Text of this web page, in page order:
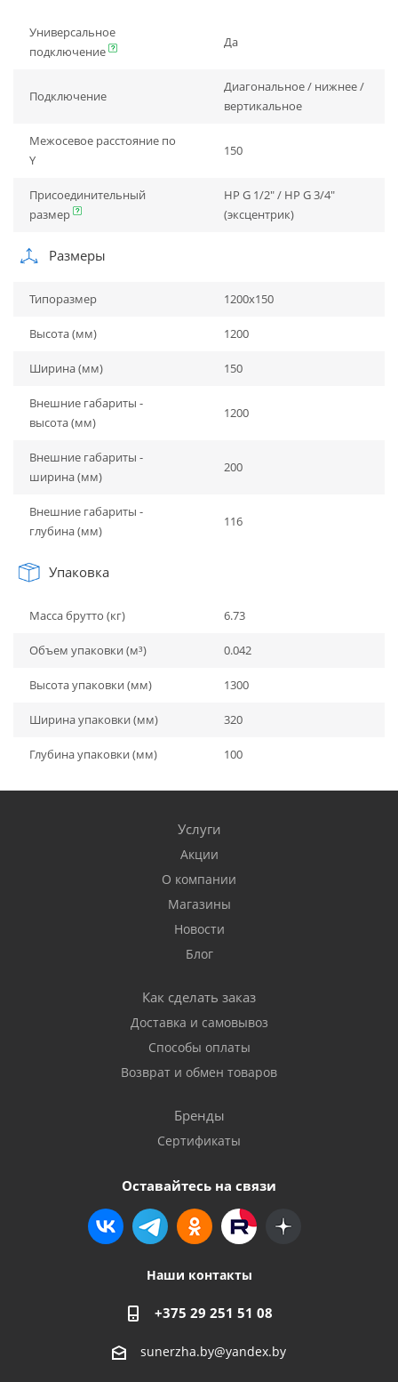
Универсальное
подключение
Да
Подключение
Диагональное / нижнее /
вертикальное
Межосевое расстояние по
Y
150
Присоединительный
размер
НР G 1/2" / НР G 3/4"
(эксцентрик)
Размеры
Типоразмер 1200х150
Высота (мм) 1200
Ширина (мм) 150
Внешние габариты -
высота (мм)
1200
Внешние габариты -
ширина (мм)
200
Внешние габариты -
глубина (мм)
116
Упаковка
Масса брутто (кг) 6.73
Объем упаковки (м³) 0.042
Высота упаковки (мм) 1300
Ширина упаковки (мм) 320
Глубина упаковки (мм) 100
Услуги
Акции
О компании
Магазины
Новости
Блог
Как сделать заказ
Доставка и самовывоз
Способы оплаты
Возврат и обмен товаров
Бренды
Сертификаты
Оставайтесь на связи
Наши контакты
+375 29 251 51 08
sunerzha.by@yandex.by